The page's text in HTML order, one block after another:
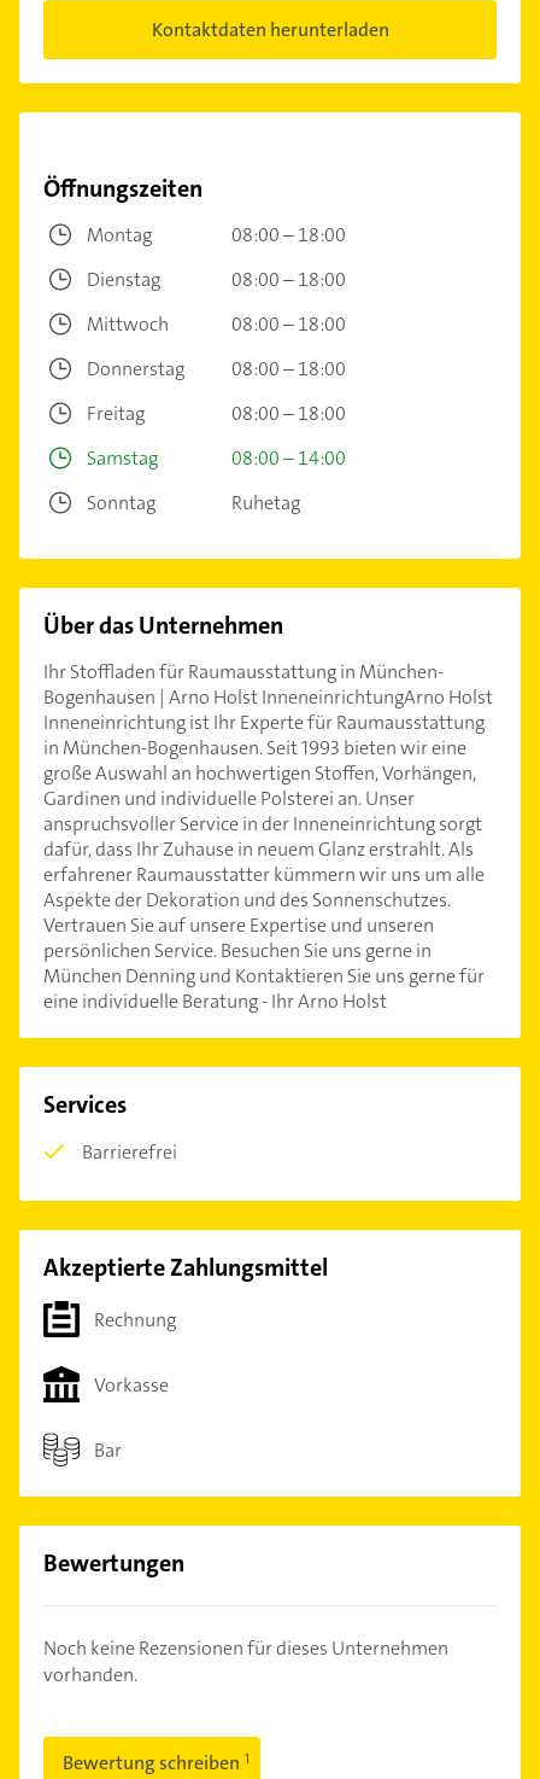
Kontaktdaten herunterladen
Öffnungszeiten
Montag
08:00 – 18:00
Dienstag
08:00 – 18:00
Mittwoch
08:00 – 18:00
Donnerstag
08:00 – 18:00
Freitag
08:00 – 18:00
Samstag
08:00 – 14:00
Sonntag
Ruhetag
Über das Unternehmen
Ihr Stoffladen für Raumausstattung in München-
Bogenhausen | Arno Holst InneneinrichtungArno Holst
Inneneinrichtung ist Ihr Experte für Raumausstattung
in München-Bogenhausen. Seit 1993 bieten wir eine
große Auswahl an hochwertigen Stoffen, Vorhängen,
Gardinen und individuelle Polsterei an. Unser
anspruchsvoller Service in der Inneneinrichtung sorgt
dafür, dass Ihr Zuhause in neuem Glanz erstrahlt. Als
erfahrener Raumausstatter kümmern wir uns um alle
Aspekte der Dekoration und des Sonnenschutzes.
Vertrauen Sie auf unsere Expertise und unseren
persönlichen Service. Besuchen Sie uns gerne in
München Denning und Kontaktieren Sie uns gerne für
eine individuelle Beratung - Ihr Arno Holst
Services
Barrierefrei
Akzeptierte Zahlungsmittel
Rechnung
Vorkasse
Bar
Bewertungen
Noch keine Rezensionen für dieses Unternehmen
vorhanden.
Bewertung schreiben